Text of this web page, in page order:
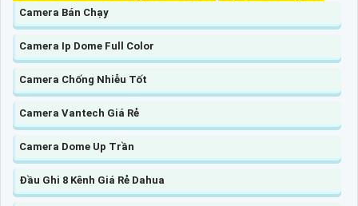
Camera Bán Chạy
Camera Ip Dome Full Color
Camera Chống Nhiễu Tốt
Camera Vantech Giá Rẻ
Camera Dome Up Trần
Đầu Ghi 8 Kênh Giá Rẻ Dahua